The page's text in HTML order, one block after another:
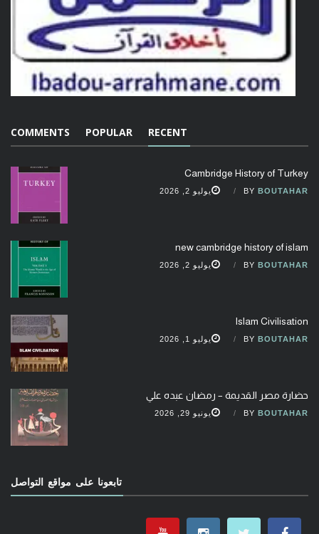
RECENT
POPULAR
COMMENTS
Cambridge History of Turkey
BY BOUTAHAR يوليو 2, 2026
new cambridge history of islam
BY BOUTAHAR يوليو 2, 2026
Islam Civilisation
BY BOUTAHAR يوليو 1, 2026
حضارة مصر القديمة – رمضان عبده علي
BY BOUTAHAR يونيو 29, 2026
تابعونا على مواقع التواصل